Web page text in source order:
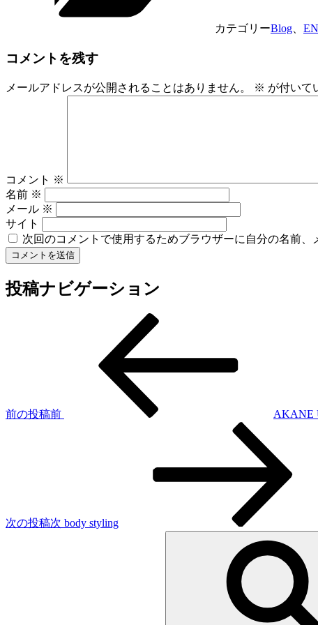
カテゴリーBlog
コメントを残す
メールアドレスが公開されることはありません。 ※ が付いて
コメント ※
名前 ※
メール ※
サイト
次回のコメントで使用するためブラウザーに自分の名前、
投稿ナビゲーション
前の投稿前 AKANE
次の投稿次 body styling